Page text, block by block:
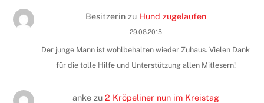
Besitzerinzu Hund zugelaufen
29.08.2015
Der junge Mann ist wohlbehalten wieder Zuhaus. Vielen Dank
für die tolle Hilfe und Unterstützung allen Mitlesern!
ankezu 2 Kröpeliner nun im Kreistag